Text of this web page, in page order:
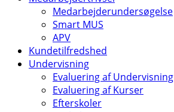
Medarbejderundersøgelse
Smart MUS
APV
Kundetilfredshed
Undervisning
Evaluering af Undervisning
Evaluering af Kurser
Efterskoler